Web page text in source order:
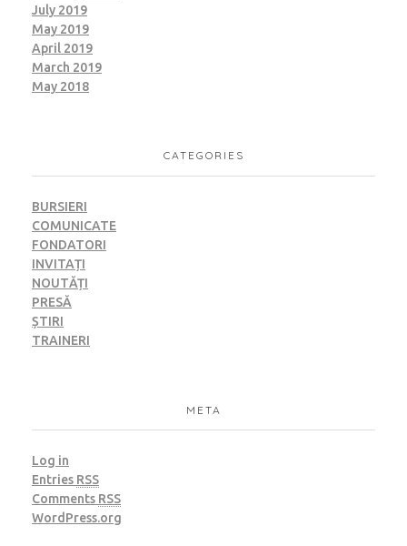
July 2019
May 2019
April 2019
March 2019
May 2018
CATEGORIES
BURSIERI
COMUNICATE
FONDATORI
INVITAȚI
NOUTĂȚI
PRESĂ
ȘTIRI
TRAINERI
META
Log in
Entries RSS
Comments RSS
WordPress.org